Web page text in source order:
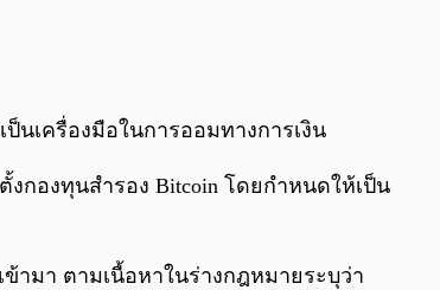
/
นเครื่องมือในการออมทางการเงิน
กองทุนสำรอง Bitcoin โดยกำหนดให้เป็น
ามา ตามเนื้อหาในร่างกฎหมายระบุว่า